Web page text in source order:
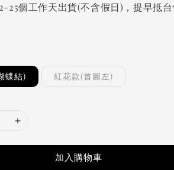
25個工作天出貨(不含假日)，提早抵
蝶結) 紅花款(首圖左)
加入購物車